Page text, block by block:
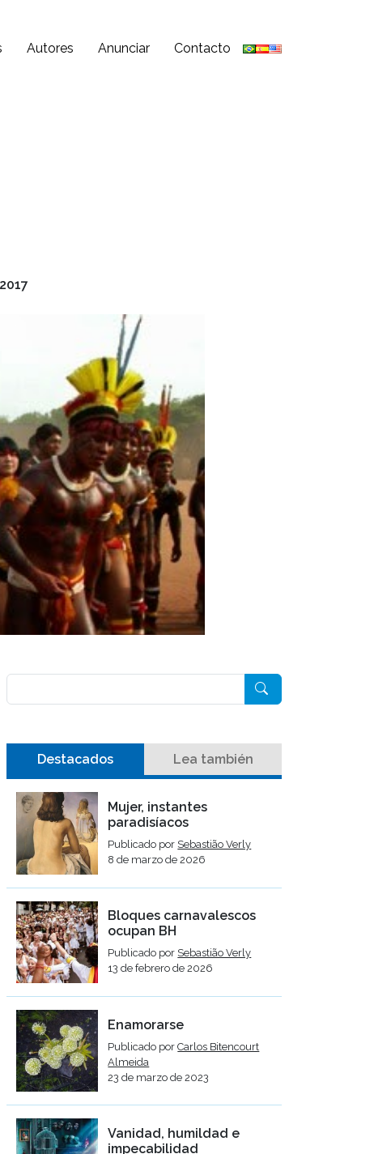
Autores Anunciar Contacto
Destacados Lea también
Mujer, instantes
paradisíacos
Publicado por Sebastião Verly
8 de marzo de 2026
Bloques carnavalescos
ocupan BH
Publicado por Sebastião Verly
13 de febrero de 2026
Enamorarse
Publicado porCarlos Bitencourt
Almeida
23 de marzo de 2023
Vanidad, humildad e
impecabilidad